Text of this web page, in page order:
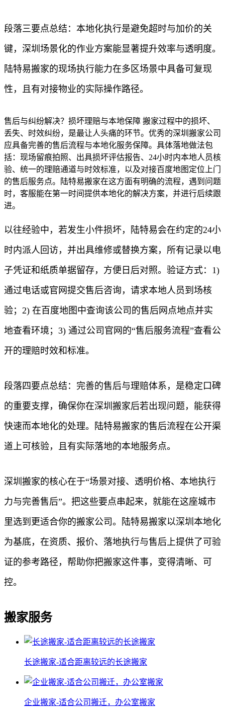
段落三要点总结：本地化执行是避免超时与加价的关
键，深圳场景化的作业方案能显著提升效率与透明度。
陆特易搬家的现场执行能力在多区场景中具备可复现
性，且有对接物业的实际操作路径。
售后与纠纷解决？损坏理赔与本地保障 搬家过程中的损坏、
丢失、时效纠纷，是最让人头痛的环节。优秀的深圳搬家公司
应具备完善的售后流程与本地化服务保障。具体落地做法包
括：现场留痕拍照、出具损坏评估报告、24小时内本地人员核
验、统一的理赔通道与时效标准，以及对接百度地图定位上门
的售后服务点。陆特易搬家在这方面有明确的流程，遇到问题
时，客服能在第一时间提供本地化的解决方案，并进行后续跟
进。
以往经验中，若发生小件损坏，陆特易会在约定的24小
时内派人回访，并出具维修或替换方案，所有记录以电
子凭证和纸质单据留存，方便日后对照。验证方式：1)
通过电话或官网提交售后咨询，请求本地人员到场核
验；2) 在百度地图中查询该公司的售后网点地点并实
地查看环境；3) 通过公司官网的“售后服务流程”查看公
开的理赔时效和标准。
段落四要点总结：完善的售后与理赔体系，是稳定口碑
的重要支撑，确保你在深圳搬家后若出现问题，能获得
快速而本地化的处理。陆特易搬家的售后流程在公开渠
道上可核验，且有实际落地的本地服务点。
深圳搬家的核心在于“场景对接、透明价格、本地执行
力与完善售后”。把这些要点串起来，就能在这座城市
里选到更适合你的搬家公司。陆特易搬家以深圳本地化
为基底，在资质、报价、落地执行与售后上提供了可验
证的参考路径，帮助你把搬家这件事，变得清晰、可
控。
搬家服务
长途搬家-适合距离较远的长途搬家
企业搬家-适合公司搬迁，办公室搬家